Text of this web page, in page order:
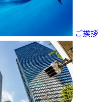
ご挨拶